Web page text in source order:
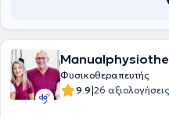
Φυσικοθεραπευτής
9.9|26 αξιολογήσεις